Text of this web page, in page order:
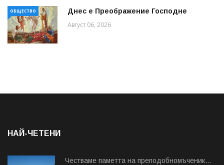
ОБЩЕСТВО Днес е Преображение Господне
Август 06, 2026
НАЙ-ЧЕТЕНИ
Честваме паметта на преподобномъченик...